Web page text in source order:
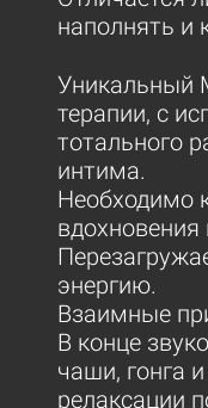
наполнять и
Уникальный
терапии, с
тотального
интима.
Необходимо
энергию.
Взаимные
В конце
чаши, гонга
релаксации